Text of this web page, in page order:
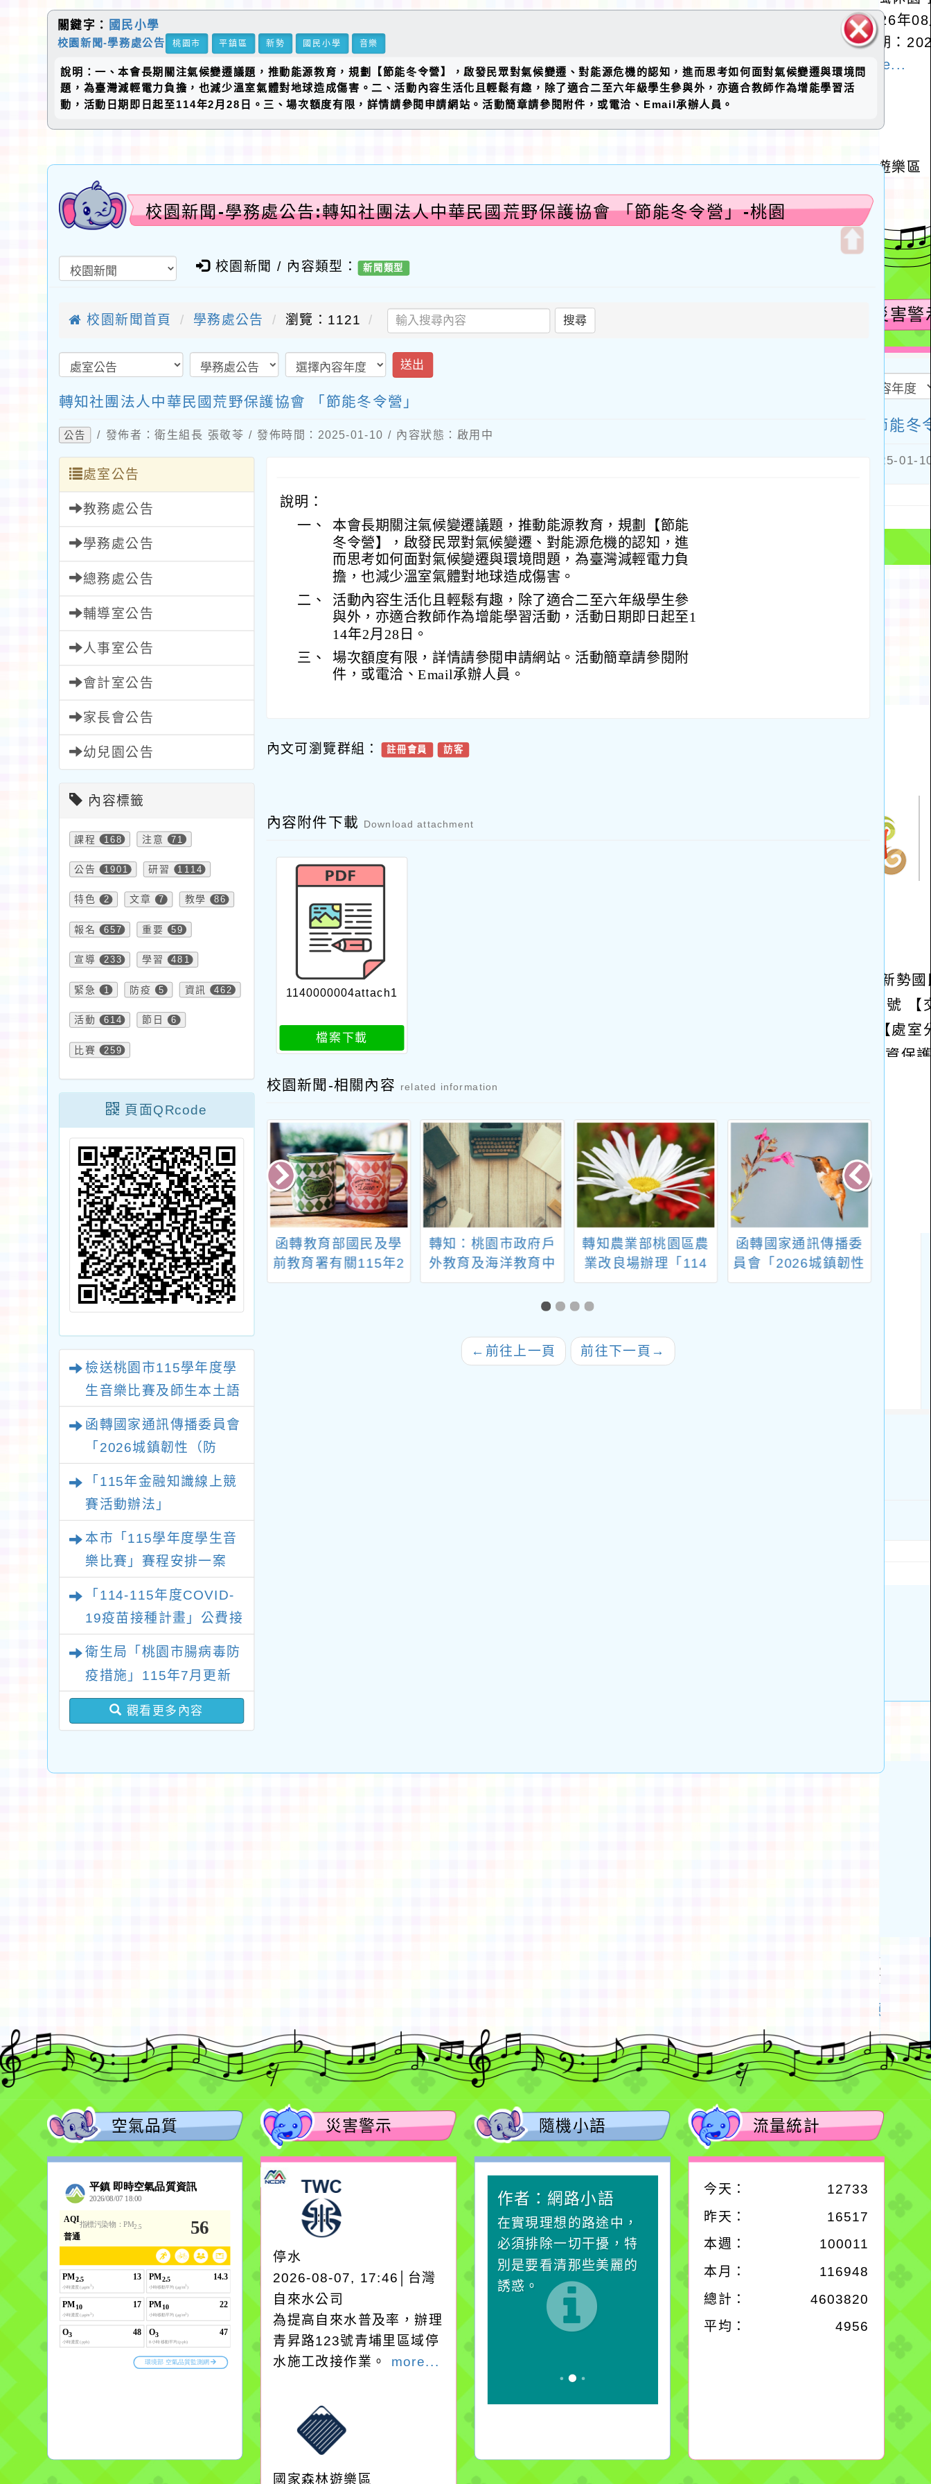
塊
關鍵字： 國民小學
校園新聞-學務處公告 桃園市 平鎮區 新勢 國民小學 音樂
說明：一、本會長期關注氣候變遷議題，推動能源教育，規劃【節能冬令營】，啟發民眾對氣候變遷、對能源危機的認知，進而思考如何面對氣候變遷與環境問
題，為臺灣減輕電力負擔，也減少溫室氣體對地球造成傷害。二、活動內容生活化且輕鬆有趣，除了適合二至六年級學生參與外，亦適合教師作為增能學習活
動，活動日期即日起至114年2月28日。三、場次額度有限，詳情請參閱申請網站。活動簡章請參閱附件，或電洽、Email承辦人員。
校園新聞-學務處公告:轉知社團法人中華民國荒野保護協會 「節能冬令營」-桃園
校園新聞 / 內容類型： 新聞類型
校園新聞首頁 學務處公告 瀏覽：1121 搜尋
送出
轉知社團法人中華民國荒野保護協會 「節能冬令營」
公告 / 發佈者：衛生組長 張敬苓 / 發佈時間：2025-01-10 / 內容狀態：啟用中
處室公告
教務處公告
學務處公告
總務處公告
輔導室公告
人事室公告
會計室公告
家長會公告
幼兒園公告
內容標籤
課程 168 注意 71
公告 1901 研習 1114
特色 2 文章 7 教學 86
報名 657 重要 59
宣導 233 學習 481
緊急 1 防疫 5 資訊 462
活動 614 節日 6
比賽 259
頁面QRcode
檢送桃園市115學年度學
生音樂比賽及師生本土語
函轉國家通訊傳播委員會
「2026城鎮韌性（防
「115年金融知識線上競
賽活動辦法」
本市「115學年度學生音
樂比賽」賽程安排一案
「114-115年度COVID-
19疫苗接種計畫」公費接
種對象擴大
衛生局「桃園市腸病毒防
疫措施」115年7月更新
版問答集及修正對照表各
1份
觀看更多內容
說明：
一、
本會長期關注氣候變遷議題，推動能源教育，規劃【節能
冬令營】，啟發民眾對氣候變遷、對能源危機的認知，進
而思考如何面對氣候變遷與環境問題，為臺灣減輕電力負
擔，也減少溫室氣體對地球造成傷害。
二、
活動內容生活化且輕鬆有趣，除了適合二至六年級學生參
與外，亦適合教師作為增能學習活動，活動日期即日起至1
14年2月28日。
三、
場次額度有限，詳情請參閱申請網站。活動簡章請參閱附
件，或電洽、Email承辦人員。
內文可瀏覽群組： 註冊會員 訪客
內容附件下載 Download attachment
1140000004attach1
檔案下載
校園新聞-相關內容 related information
年度「戶外
體驗參與、挑
、跨域創新計
資增能研習活
檢送本市保護案件案
例彙編（兒少性侵害
及性剝削）1份，請貴
校於性侵害防治及兒
函轉教育部國民及學
前教育署有關115年2
月份全國高級中等學
轉知：桃園市政府戶
外教育及海洋教育中
心辦理相關影片競賽
轉知農業部桃園區農
業改良場辦理「114
年食農教育宣導人員
基礎培訓課程初階
函轉國家通訊傳播委
員會「2026城鎮韌性
（防空）演習－行動
← 前往上一頁 前往下一頁 →
空氣品質 災害警示
停水
2026-08-07, 17:46│台灣
自來水公司
為提高自來水普及率，辦理
青昇路123號青埔里區域停
水施工改接作業。 more...
國家森林遊樂區
隨機小語
作者：網路小語
生活是一面鏡子。你對
作者：網路小語
在實現理想的路途中，
必須排除一切干擾，特
別是要看清那些美麗的
誘惑。
作者：網路小語
一杯清水因滴入一滴污
水而變污濁，一杯污水
卻不會因一滴清水的存
流量統計
今天： 12733
昨天：
16517
本週：
100011
本月： 116948
總計： 4603820
平均： 4956